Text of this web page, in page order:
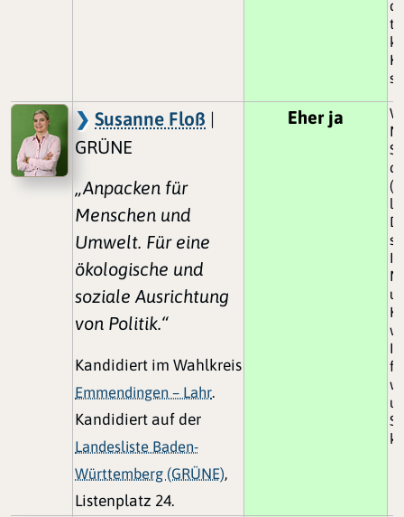
Susanne Floß |
GRÜNE
„Anpacken für
Menschen und
Umwelt. Für eine
ökologische und
soziale Ausrichtung
von Politik.“
Kandidiert im Wahlkreis
Emmendingen – Lahr.
Kandidiert auf der
Landesliste Baden-
Württemberg (GRÜNE),
Listenplatz 24.
Eher ja